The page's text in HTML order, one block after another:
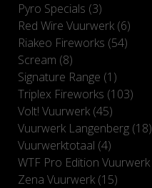
Pyro Specials (3)
Red Wire Vuurwerk (6)
Riakeo Fireworks (54)
Scream (8)
Signature Range (1)
Triplex Fireworks (103)
Volt! Vuurwerk (45)
Vuurwerk Langenberg (18)
Vuurwerktotaal (4)
WTF Pro Edition Vuurwerk
Zena Vuurwerk (15)